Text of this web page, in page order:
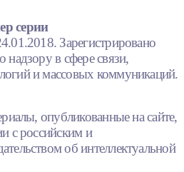
серии
Зарегистрировано
в сфере связи,
и массовых коммуникаций.
опубликованные на сайте,
с российским и
об интеллектуальной